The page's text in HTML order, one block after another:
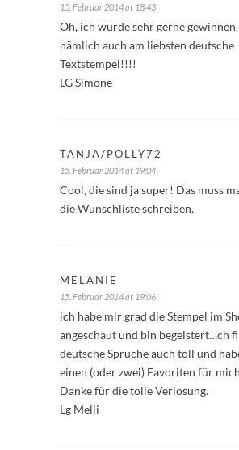
15. Februar 2014 at 18:43
Oh, ich würde sehr gerne
nämlich auch am liebsten deutsche
Textstempel!!!!
LG Simone
TANJA/POLLY72
15. Februar 2014 at 19:04
Cool, die sind ja super! Das muss
die Wunschliste schreiben.
MELANIE
15. Februar 2014 at 19:06
ich habe mir grad die Stempel im
angeschaut und bin begeistert…ch
deutsche Sprüche auch toll und
einen (oder zwei) Favoriten für
Danke für die tolle Verlosung.
Lg Melli